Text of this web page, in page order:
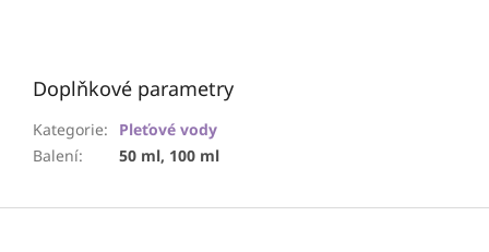
Doplňkové parametry
Kategorie:
Pleťové vody
Balení: 50 ml, 100 ml
Z